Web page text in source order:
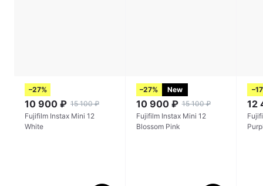
–27%
10 900 ₽ 15 100 ₽
Fujifilm Instax Mini 12
White
–27% New
10 900 ₽ 15 100 ₽
Fujifilm Instax Mini 12
Blossom Pink
12